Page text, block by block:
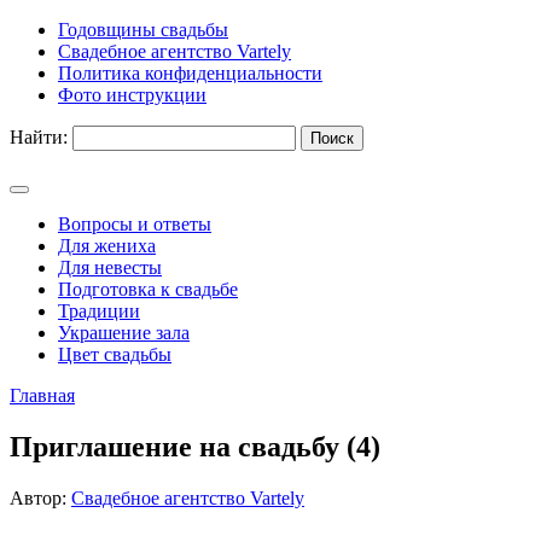
Годовщины свадьбы
Свадебное агентство Vartely
Политика конфиденциальности
Фото инструкции
Найти:
Вопросы и ответы
Для жениха
Для невесты
Подготовка к свадьбе
Традиции
Украшение зала
Цвет свадьбы
Главная
Приглашение на свадьбу (4)
Автор: Свадебное агентство Vartely